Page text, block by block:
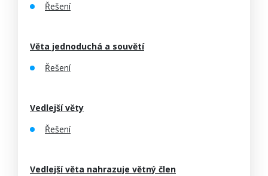
Řešení
Věta jednoduchá a souvětí
Řešení
Vedlejší věty
Řešení
Vedlejší věta nahrazuje větný člen